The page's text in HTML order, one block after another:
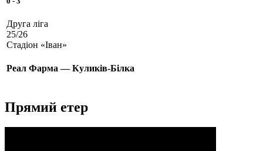
Друга ліга
25/26
Стадіон «Іван»
Реал Фарма — Куликів-Білка
Прямий етер